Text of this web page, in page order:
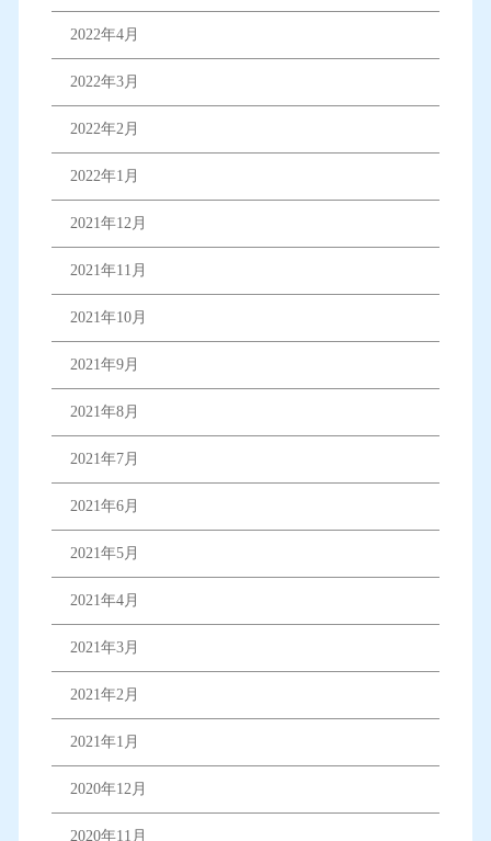
2022年4月
2022年3月
2022年2月
2022年1月
2021年12月
2021年11月
2021年10月
2021年9月
2021年8月
2021年7月
2021年6月
2021年5月
2021年4月
2021年3月
2021年2月
2021年1月
2020年12月
2020年11月